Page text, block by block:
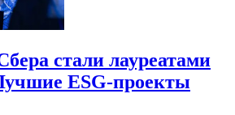
стали лауреатами
ESG-проекты